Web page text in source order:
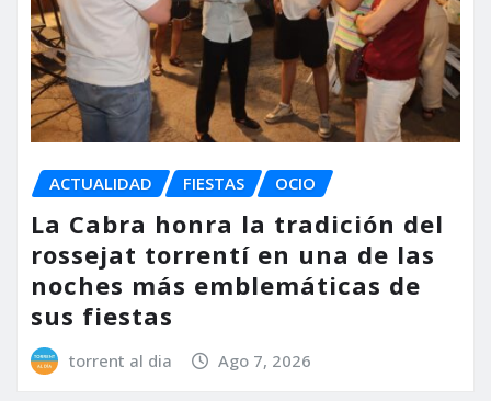
ACTUALIDAD FIESTAS OCIO
La Cabra honra la tradición del
rossejat torrentí en una de las
noches más emblemáticas de
sus fiestas
torrent al dia Ago 7, 2026